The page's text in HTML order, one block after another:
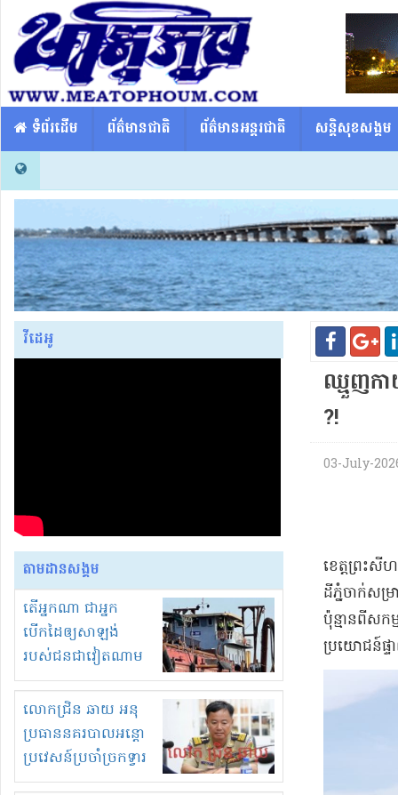
​​ ទំព័រដើម ព័ត៌មានជាតិ ព័ត៌មានអន្តរជាតិ សន្តិសុខសង្គម
វីដេអូ
តាមដានសង្គម
តើអ្នកណា ជាអ្នក
បើកដៃឲ្យសាឡង់
របស់ជនជាវៀតណាម
ចូល មកខុស
ច្បាប់លួចបូមខ្សាច់នៅ
ក្នុងប្រទេសកម្ពុជា
លោកជ្រិន ឆាយ អនុ
ប្រធាននគរបាលអន្តោ
ប្រវេសន៍ប្រចាំច្រកទ្វារ
ព្រំដែនភ្នំឌិន និងឈ្មួញ
ឈ្មួញ​កា
?!
03-July-
ខេត្ត​ព្រះ
ដីភ្នំ​ចាក់សម្
ប៉ុន្មាន​ពី​សក
ប្រយោជន៍​ផ្ទ